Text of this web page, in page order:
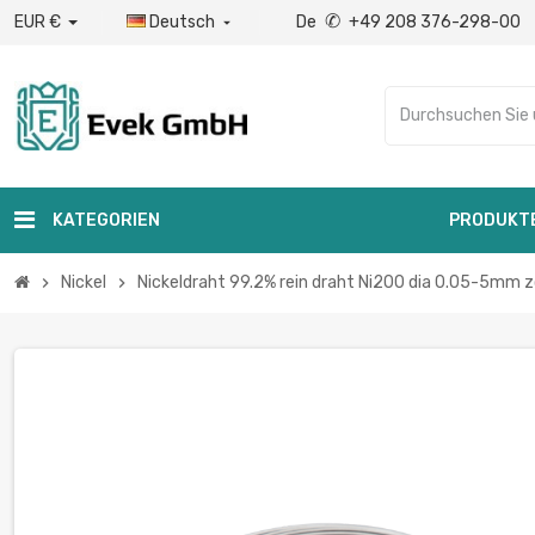
EUR € Deutsch  De ✆ +49 208 376-298-00
KATEGORIEN
chevron_right Nickel chevron_right Nickeldraht 99.2% rein draht Ni200 dia 0.05-5mm